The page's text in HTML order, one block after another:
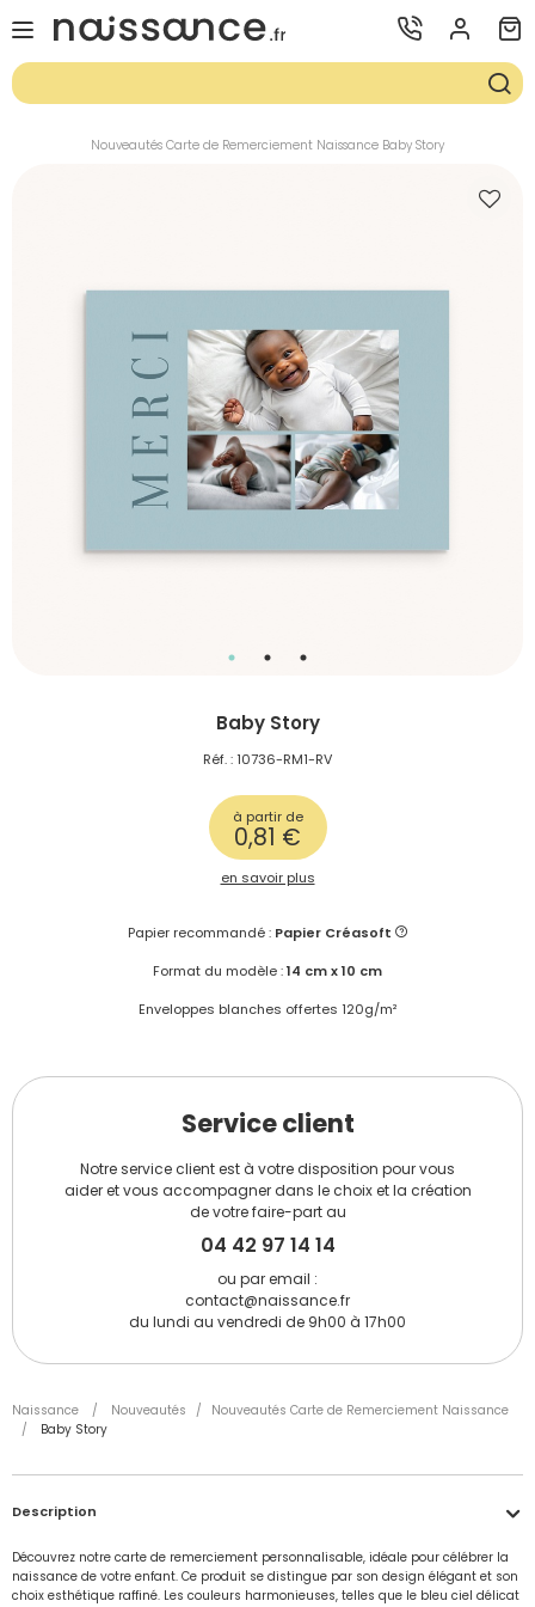
Nouveautés Carte de Remerciement Naissance Baby Story
Baby Story
Réf. : 10736-RM1-RV
à partir de
0,81 €
en savoir plus
Papier recommandé :Papier Créasoft
Format du modèle :14 cm x 10 cm
Enveloppes blanches offertes 120g/m²
Service client
Notre service client est à votre disposition pour vous
aider et vous accompagner dans le choix et la création
de votre faire-part au
04 42 97 14 14
ou par email :
contact@naissance.fr
du lundi au vendredi de 9h00 à 17h00
Naissance / Nouveautés /
Nouveautés Carte de Remerciement Naissance
/
Baby Story
Description
Découvrez notre carte de remerciement personnalisable, idéale pour célébrer la
naissance de votre enfant. Ce produit se distingue par son design élégant et son
choix esthétique raffiné. Les couleurs harmonieuses, telles que le bleu ciel délicat